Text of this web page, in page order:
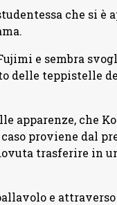
che si
e sembra
delle teppistelle
apparenze, che
proviene dal
trasferire in
e